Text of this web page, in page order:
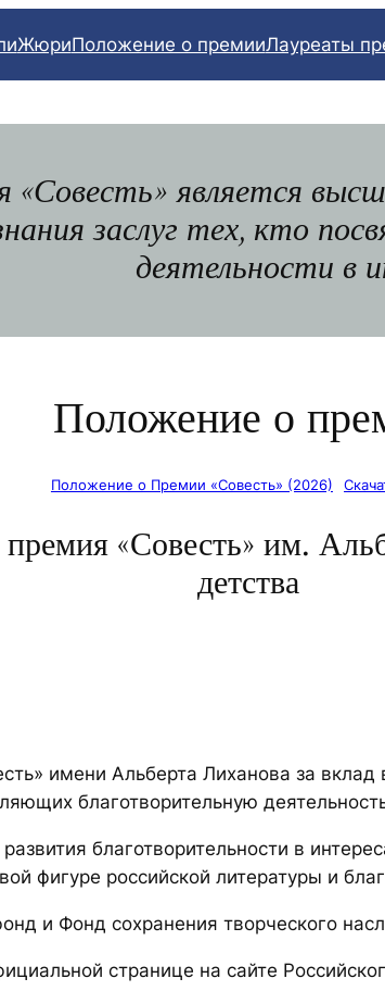
ЖюриПоложение о премииЛауреаты
«Совесть» является
заслуг тех, кто
деятельности в
Положение о
Положение о Премии «Совесть» (2026)
«Совесть» им.
детства
имени Альберта Лиханова за
благотворительную
благотворительности в
фигуре российской литературы и
и Фонд сохранения творческого
странице на сайте